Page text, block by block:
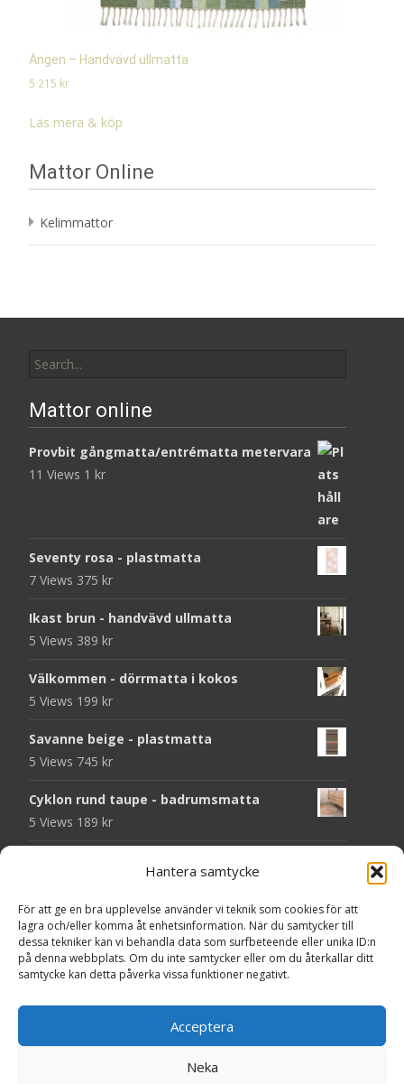
Hantera samtycke
För att ge en bra upplevelse använder vi teknik som cookies för att
lagra och/eller komma åt enhetsinformation. När du samtycker till
dessa tekniker kan vi behandla data som surfbeteende eller unika ID:n
på denna webbplats. Om du inte samtycker eller om du återkallar ditt
samtycke kan detta påverka vissa funktioner negativt.
Acceptera
Neka
Ängen – Handvävd ullmatta
5 215 kr
Läs mera & köp
Mattor Online
Kelimmattor
for:
Mattor online
Provbit gångmatta/entrématta metervara
11 Views 1 kr
Seventy rosa - plastmatta
7 Views 375 kr
Ikast brun - handvävd ullmatta
5 Views 389 kr
Välkommen - dörrmatta i kokos
5 Views 199 kr
Savanne beige - plastmatta
5 Views 745 kr
Cyklon rund taupe - badrumsmatta
5 Views 189 kr
Atlas grå 78 - heltäckningsmatta
4 Views209kr
Seventy beige - plastmatta
4 Views375kr
Chess svart - dörrmatta i kokos